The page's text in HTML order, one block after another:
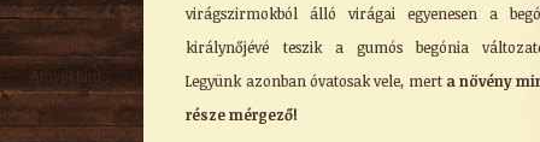
virágszirmokból álló virágai egyenesen a
királynőjévé teszik a gumós begónia
Legyünk azonban óvatosak vele, mert a növény
része mérgező!
Virágzó cserje
Talajtakaró
Árnyéktűrő
Szobanövény